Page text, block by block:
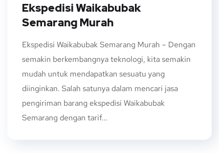
Ekspedisi Waikabubak
Semarang Murah
Ekspedisi Waikabubak Semarang Murah – Dengan
semakin berkembangnya teknologi, kita semakin
mudah untuk mendapatkan sesuatu yang
diinginkan. Salah satunya dalam mencari jasa
pengiriman barang ekspedisi Waikabubak
Semarang dengan tarif...